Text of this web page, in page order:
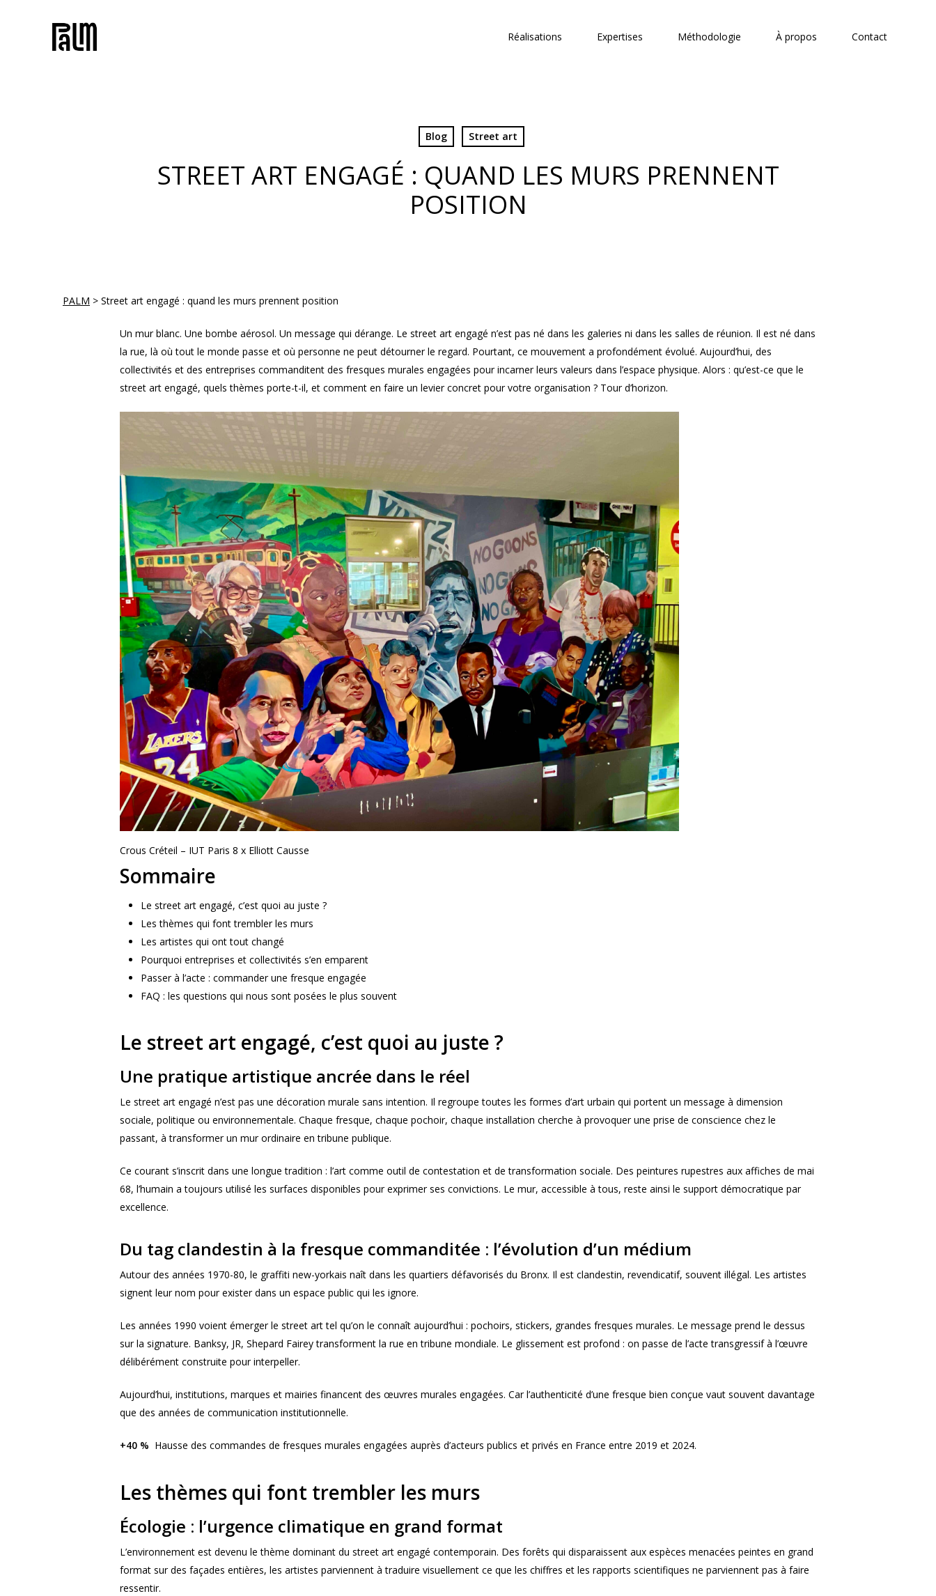
Réalisations Expertises Méthodologie À propos Contact
Blog Street art
STREET ART ENGAGÉ : QUAND LES MURS PRENNENT
POSITION
PALM > Street art engagé : quand les murs prennent position
Un mur blanc. Une bombe aérosol. Un message qui dérange. Le street art engagé n’est pas né dans les galeries ni dans les salles de réunion. Il est né dans
la rue, là où tout le monde passe et où personne ne peut détourner le regard. Pourtant, ce mouvement a profondément évolué. Aujourd’hui, des
collectivités et des entreprises commanditent des fresques murales engagées pour incarner leurs valeurs dans l’espace physique. Alors : qu’est-ce que le
street art engagé, quels thèmes porte-t-il, et comment en faire un levier concret pour votre organisation ? Tour d’horizon.
Crous Créteil – IUT Paris 8 x Elliott Causse
Sommaire
Le street art engagé, c’est quoi au juste ?
Les thèmes qui font trembler les murs
Les artistes qui ont tout changé
Pourquoi entreprises et collectivités s’en emparent
Passer à l’acte : commander une fresque engagée
FAQ : les questions qui nous sont posées le plus souvent
Le street art engagé, c’est quoi au juste ?
Une pratique artistique ancrée dans le réel
Le street art engagé n’est pas une décoration murale sans intention. Il regroupe toutes les formes d’art urbain qui portent un message à dimension
sociale, politique ou environnementale. Chaque fresque, chaque pochoir, chaque installation cherche à provoquer une prise de conscience chez le
passant, à transformer un mur ordinaire en tribune publique.
Ce courant s’inscrit dans une longue tradition : l’art comme outil de contestation et de transformation sociale. Des peintures rupestres aux affiches de mai
68, l’humain a toujours utilisé les surfaces disponibles pour exprimer ses convictions. Le mur, accessible à tous, reste ainsi le support démocratique par
excellence.
Du tag clandestin à la fresque commanditée : l’évolution d’un médium
Autour des années 1970-80, le graffiti new-yorkais naît dans les quartiers défavorisés du Bronx. Il est clandestin, revendicatif, souvent illégal. Les artistes
signent leur nom pour exister dans un espace public qui les ignore.
Les années 1990 voient émerger le street art tel qu’on le connaît aujourd’hui : pochoirs, stickers, grandes fresques murales. Le message prend le dessus
sur la signature. Banksy, JR, Shepard Fairey transforment la rue en tribune mondiale. Le glissement est profond : on passe de l’acte transgressif à l’œuvre
délibérément construite pour interpeller.
Aujourd’hui, institutions, marques et mairies financent des œuvres murales engagées. Car l’authenticité d’une fresque bien conçue vaut souvent davantage
que des années de communication institutionnelle.
+40 % Hausse des commandes de fresques murales engagées auprès d’acteurs publics et privés en France entre 2019 et 2024.
Les thèmes qui font trembler les murs
Écologie : l’urgence climatique en grand format
L’environnement est devenu le thème dominant du street art engagé contemporain. Des forêts qui disparaissent aux espèces menacées peintes en grand
format sur des façades entières, les artistes parviennent à traduire visuellement ce que les chiffres et les rapports scientifiques ne parviennent pas à faire
ressentir.